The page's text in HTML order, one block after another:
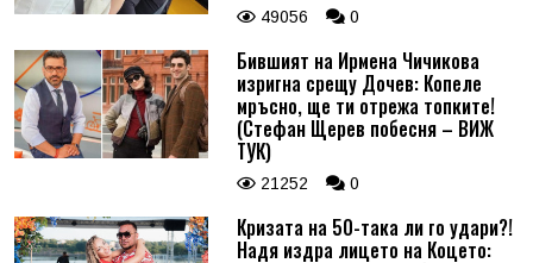
49056 0
Бившият на Ирмена Чичикова
изригна срещу Дочев: Копеле
мръсно, ще ти отрежа топките!
(Стефан Щерев побесня – ВИЖ
ТУК)
21252 0
Кризата на 50-така ли го удари?!
Надя издра лицето на Коцето: